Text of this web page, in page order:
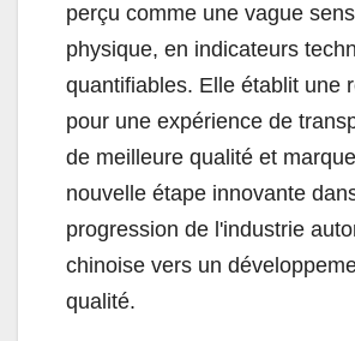
perçu comme une vague
physique, en indicateurs
quantifiables. Elle établit une
pour une expérience de
de meilleure qualité et
nouvelle étape innovante
progression de l'industrie
chinoise vers un
qualité.